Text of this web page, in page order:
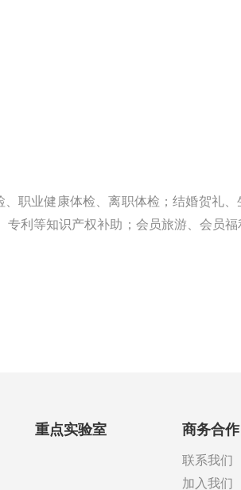
职业健康体检、离职体检；结婚贺礼
利等知识产权补助；会员旅游、会员
重点实验室 商务合作
联系我们
加入我们